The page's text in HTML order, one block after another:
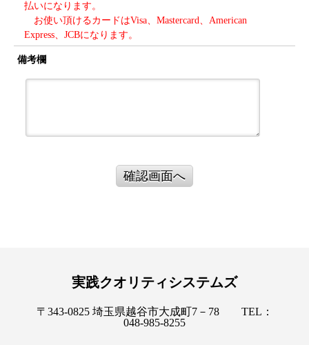
払いになります。
お使い頂けるカードはVisa、Mastercard、American
Express、JCBになります。
備考欄
確認画面へ
実践クオリティシステムズ
〒343-0825 埼玉県越谷市大成町7－78 TEL：
048-985-8255